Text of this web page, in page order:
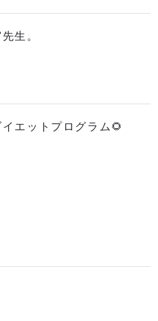
生。
エットプログラム🌻